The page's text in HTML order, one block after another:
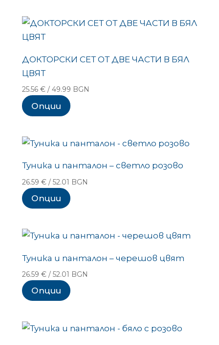
ДОКТОРСКИ СЕТ ОТ ДВЕ ЧАСТИ В БЯЛ
ЦВЯТ
25.56 € / 49.99 BGN
Опции
Туника и панталон – светло розово
26.59 € / 52.01 BGN
Опции
Туника и панталон – черешов цвят
26.59 € / 52.01 BGN
Опции